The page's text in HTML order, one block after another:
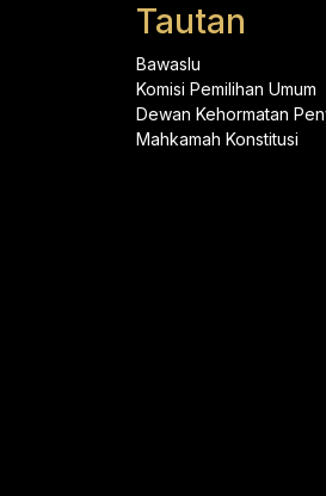
Tautan
Bawaslu
Komisi Pemilihan Umum
Dewan Kehormatan
Mahkamah Konstitusi